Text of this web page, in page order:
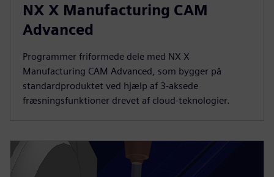
NX X Manufacturing CAM
Advanced
Programmer friformede dele med NX X
Manufacturing CAM Advanced, som bygger på
standardproduktet ved hjælp af 3-aksede
fræsningsfunktioner drevet af cloud-teknologier.